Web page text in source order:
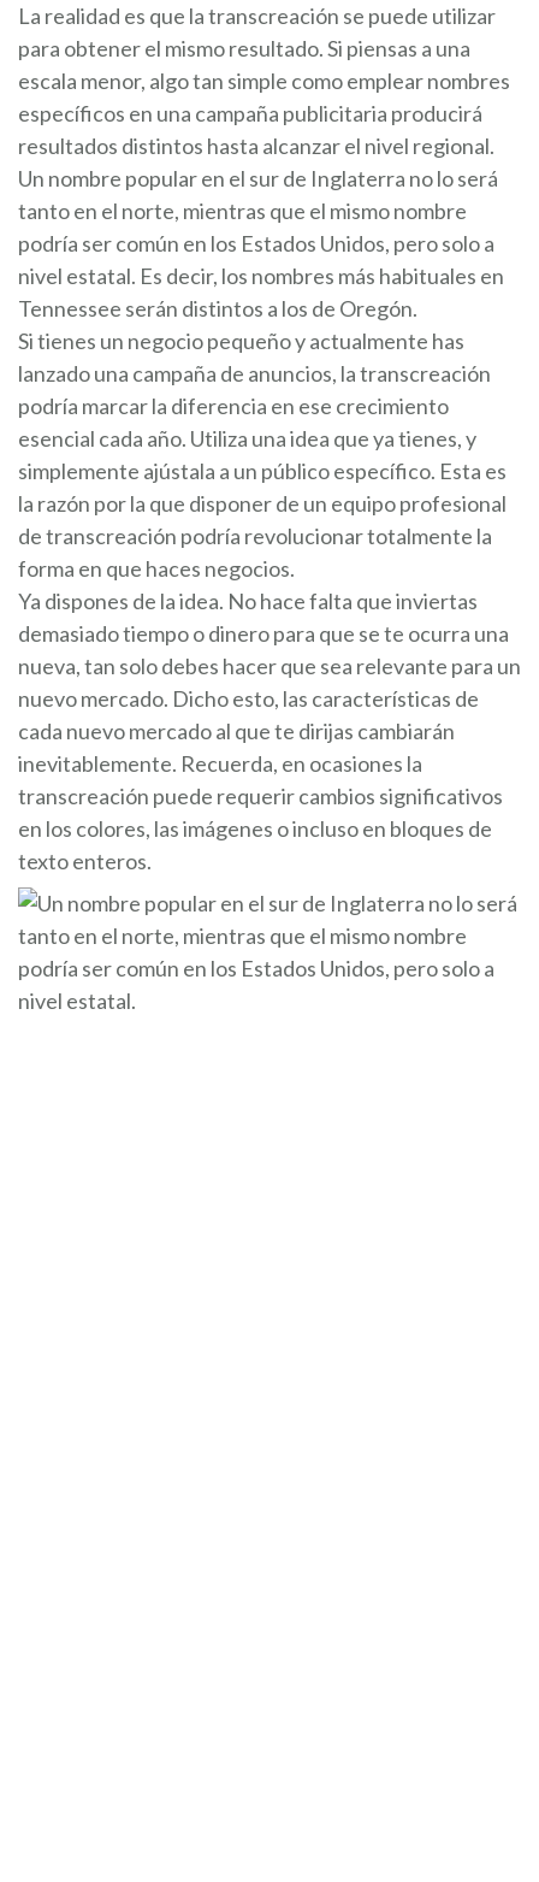
La realidad es que la transcreación se puede utilizar
para obtener el mismo resultado. Si piensas a una
escala menor, algo tan simple como emplear nombres
específicos en una campaña publicitaria producirá
resultados distintos hasta alcanzar el nivel regional.
Un nombre popular en el sur de Inglaterra no lo será
tanto en el norte, mientras que el mismo nombre
podría ser común en los Estados Unidos, pero solo a
nivel estatal. Es decir, los nombres más habituales en
Tennessee serán distintos a los de Oregón.
Si tienes un negocio pequeño y actualmente has
lanzado una campaña de anuncios, la transcreación
podría marcar la diferencia en ese crecimiento
esencial cada año. Utiliza una idea que ya tienes, y
simplemente ajústala a un público específico. Esta es
la razón por la que disponer de un equipo profesional
de transcreación podría revolucionar totalmente la
forma en que haces negocios.
Ya dispones de la idea. No hace falta que inviertas
demasiado tiempo o dinero para que se te ocurra una
nueva, tan solo debes hacer que sea relevante para un
nuevo mercado. Dicho esto, las características de
cada nuevo mercado al que te dirijas cambiarán
inevitablemente. Recuerda, en ocasiones la
transcreación puede requerir cambios significativos
en los colores, las imágenes o incluso en bloques de
texto enteros.